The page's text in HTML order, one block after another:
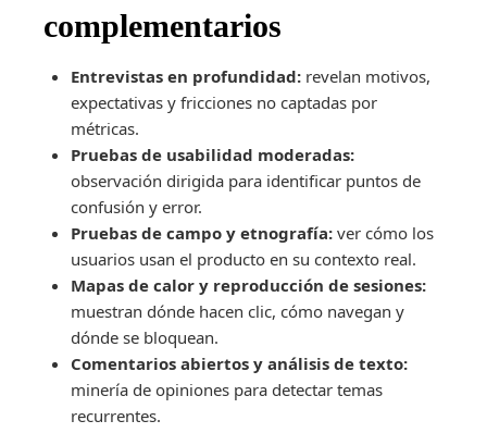
complementarios
Entrevistas en profundidad: revelan motivos,
expectativas y fricciones no captadas por
métricas.
Pruebas de usabilidad moderadas:
observación dirigida para identificar puntos de
confusión y error.
Pruebas de campo y etnografía: ver cómo los
usuarios usan el producto en su contexto real.
Mapas de calor y reproducción de sesiones:
muestran dónde hacen clic, cómo navegan y
dónde se bloquean.
Comentarios abiertos y análisis de texto:
minería de opiniones para detectar temas
recurrentes.